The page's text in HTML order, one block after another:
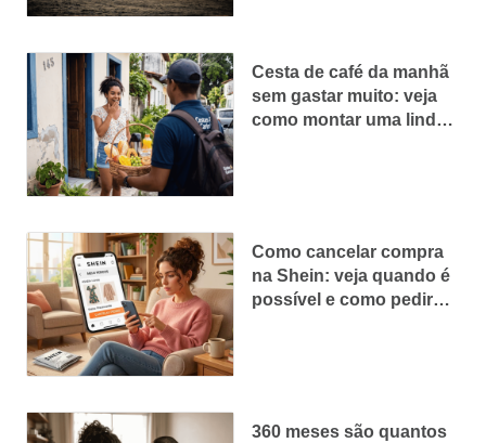
Cesta de café da manhã
sem gastar muito: veja
como montar uma linda e
Como cancelar compra
na Shein: veja quando é
possível e como pedir
360 meses são quantos